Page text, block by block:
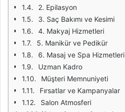
2. Epilasyon
3. Saç Bakımı ve Kesimi
4. Makyaj Hizmetleri
5. Manikür ve Pedikür
6. Masaj ve Spa Hizmetleri
Uzman Kadro
Müşteri Memnuniyeti
Fırsatlar ve Kampanyalar
Salon Atmosferi